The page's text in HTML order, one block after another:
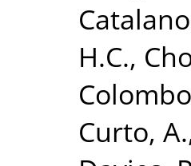
H.C.,
Curto, A.